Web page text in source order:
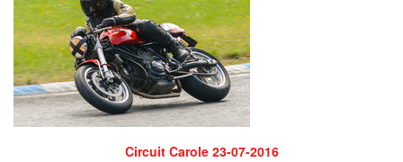
Circuit Carole 23-07-2016